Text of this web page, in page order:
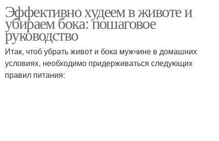
Эффективно худеем в животе и
убираем бока: пошаговое
руководство
Итак, чтоб убрать живот и бока мужчине в домашних
условиях, необходимо придерживаться следующих
правил питания: